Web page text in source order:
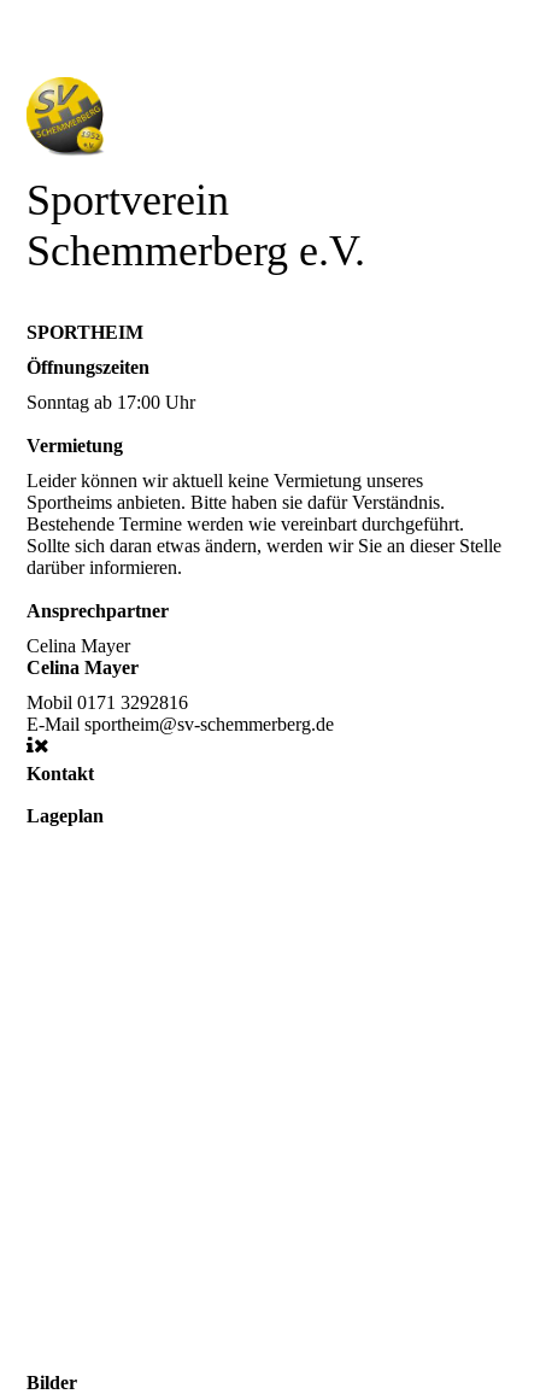
Sportverein
Schemmerberg e.V.
SPORTHEIM
Öffnungszeiten
Sonntag ab 17:00 Uhr
Vermietung
Leider können wir aktuell keine Vermietung unseres
Sportheims anbieten. Bitte haben sie dafür Verständnis.
Bestehende Termine werden wie vereinbart durchgeführt.
Sollte sich daran etwas ändern, werden wir Sie an dieser Stelle
darüber informieren.
Ansprechpartner
Celina Mayer
Celina Mayer
Mobil0171 3292816
E-Mailsportheim@sv-schemmerberg.de
Kontakt
Lageplan
Bilder